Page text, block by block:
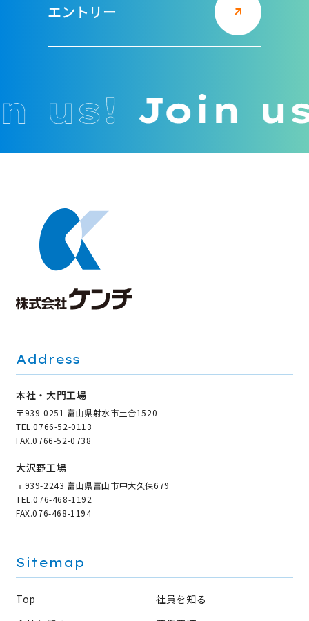
エントリー
Address
本社・大門工場
〒939-0251 富山県射水市土合1520
TEL.0766-52-0113
FAX.0766-52-0738
大沢野工場
〒939-2243 富山県富山市中大久保679
TEL.076-468-1192
FAX.076-468-1194
Sitemap
Top
社員を知る